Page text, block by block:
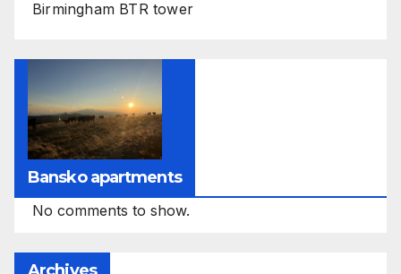
Birmingham BTR tower
Bansko apartments
No comments to show.